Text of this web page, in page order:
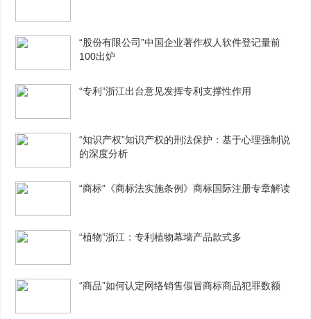
“股份有限公司”中国企业著作权人软件登记量前
100出炉
“专利”浙江出台意见发挥专利支撑性作用
“知识产权”知识产权的刑法保护：基于心理强制说
的深度分析
“商标”《商标法实施条例》商标国际注册专章解读
“植物”浙江：专利植物幕墙产品款式多
“商品”如何认定网络销售假冒商标商品犯罪数额